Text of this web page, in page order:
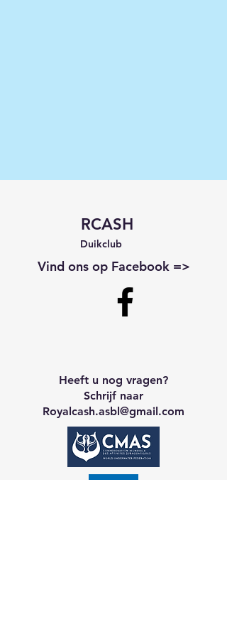
RCASH
Duikclub
Vind ons op Facebook =>
Heeft u nog vragen?
Schrijf naar
Royalcash.asbl@gmail.com